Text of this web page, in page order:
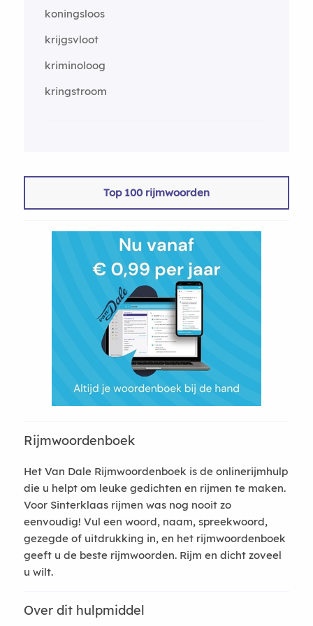
koningsloos
krijgsvloot
kriminoloog
kringstroom
Top 100 rijmwoorden
Rijmwoordenboek
Het Van Dale Rijmwoordenboek is de onlinerijmhulp
die u helpt om leuke gedichten en rijmen te maken.
Voor Sinterklaas rijmen was nog nooit zo
eenvoudig! Vul een woord, naam, spreekwoord,
gezegde of uitdrukking in, en het rijmwoordenboek
geeft u de beste rijmwoorden. Rijm en dicht zoveel
u wilt.
Over dit hulpmiddel